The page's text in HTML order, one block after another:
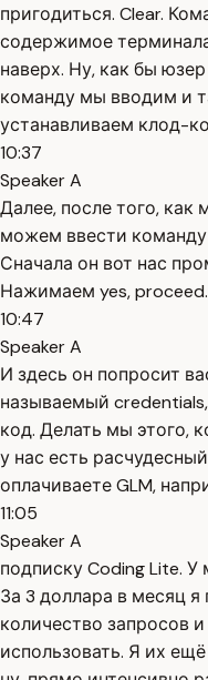
пригодиться. Clear.
содержимое
наверх. Ну, как бы
команду мы вводим и
устанавливаем клод-
10:37
Speaker A
Далее, после того,
можем ввести
Сначала он вот нас
Нажимаем yes, proceed.
10:47
Speaker A
И здесь он попросит
называемый
код. Делать мы этого,
у нас есть
оплачиваете GLM,
11:05
Speaker A
подписку Coding Lite. У
За 3 доллара в месяц я
количество запросов
использовать. Я их